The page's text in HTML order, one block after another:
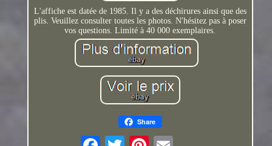
L'affiche est datée de 1985. Il y a des déchirures ainsi que des
plis. Veuillez consulter toutes les photos. N'hésitez pas à poser
vos questions. Limité à 40 000 exemplaires.
Share